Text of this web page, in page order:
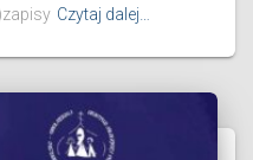
Czytaj dalej…